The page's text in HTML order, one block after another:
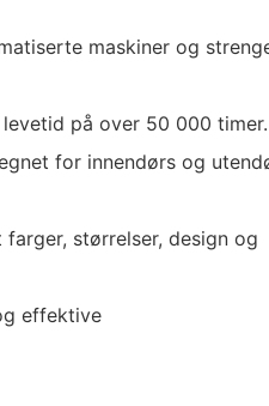
maskiner og
på over 50 000 timer.
for innendørs og
størrelser, design og
effektive